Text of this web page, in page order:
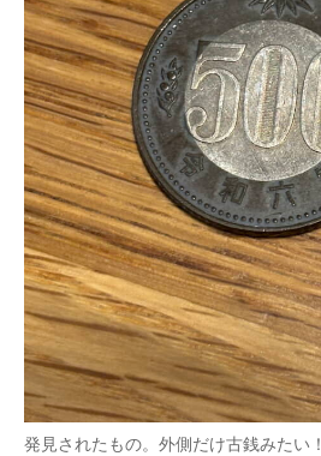
発見されたもの。外側だけ古銭みたい！